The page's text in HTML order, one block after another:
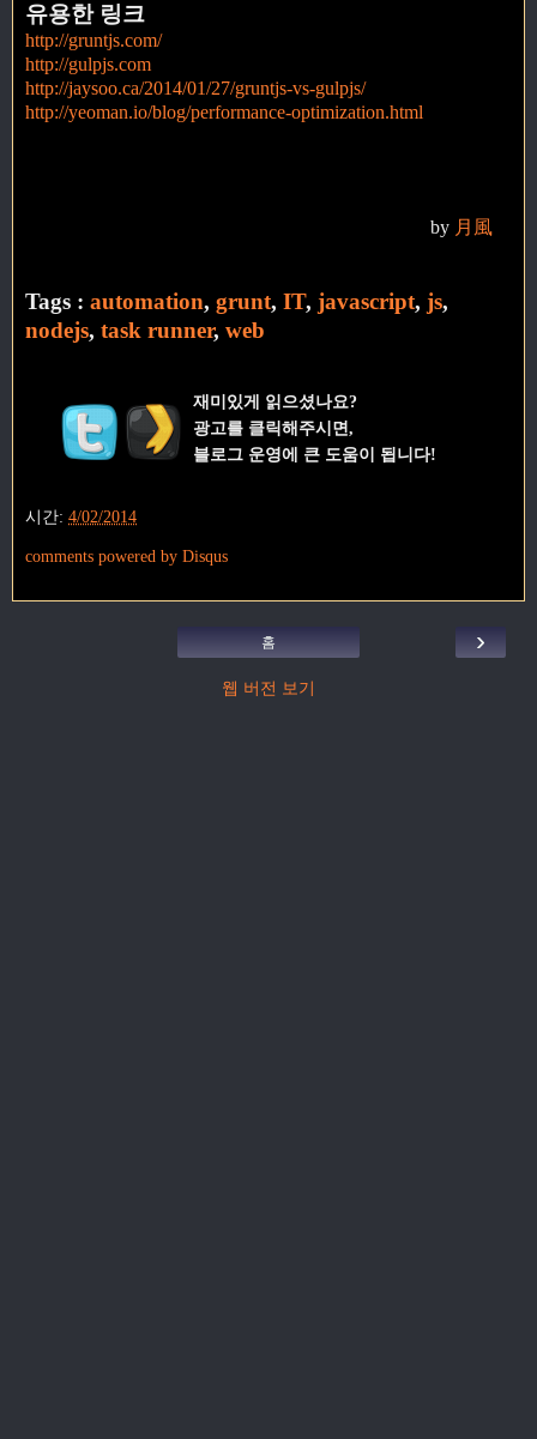
유용한 링크
http://gruntjs.com/
http://gulpjs.com
http://jaysoo.ca/2014/01/27/gruntjs-vs-gulpjs/
http://yeoman.io/blog/performance-optimization.html
by 月風
Tags : automation, grunt, IT, javascript, js,
nodejs, task runner, web
재미있게 읽으셨나요?
광고를 클릭해주시면,
블로그 운영에 큰 도움이 됩니다!
시간: 4/02/2014
comments powered by Disqus
›
홈
웹 버전 보기